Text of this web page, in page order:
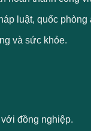
luật, quốc
và sức khỏe.
đồng nghiệp.